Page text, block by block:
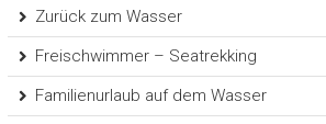
Zurück zum Wasser
Freischwimmer – Seatrekking
Familienurlaub auf dem Wasser